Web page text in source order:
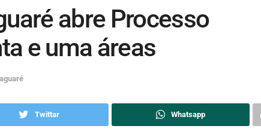
abre Processo
e uma áreas
Twittar Whatsapp